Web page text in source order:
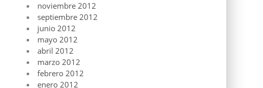
noviembre 2012
septiembre 2012
junio 2012
mayo 2012
abril 2012
marzo 2012
febrero 2012
enero 2012